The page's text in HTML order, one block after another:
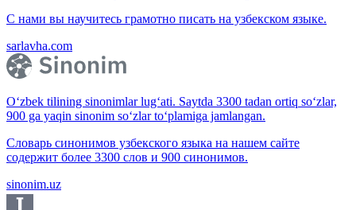
С нами вы научитесь грамотно писать на узбекском языке.
sarlavha.com
O‘zbek tilining sinonimlar lug‘ati. Saytda 3300 tadan ortiq so‘zlar,
900 ga yaqin sinonim so‘zlar to‘plamiga jamlangan.
Словарь синонимов узбекского языка на нашем сайте
содержит более 3300 слов и 900 синонимов.
sinonim.uz